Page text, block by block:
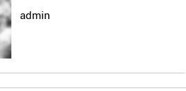
admin